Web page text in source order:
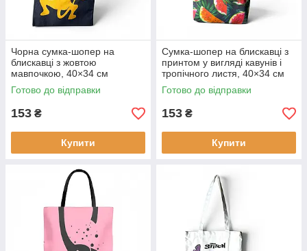
Чорна сумка-шопер на
блискавці з жовтою
мавпочкою, 40×34 см
Готово до відправки
153 ₴
Купити
Сумка-шопер на блискавці з
принтом у вигляді кавунів і
тропічного листя, 40×34 см
Готово до відправки
153 ₴
Купити